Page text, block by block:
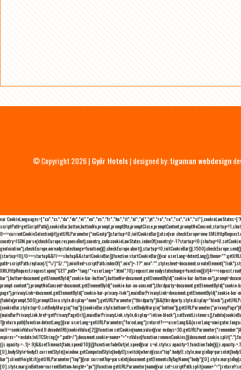
© Copyright 2026 | Győr Hotels | designed by:tigaman webdesign
var
0===currentCookieSelection)if(getURLParameter("noGeoIp"))startup=!0,initCookieBar();else{var checkEurope=new
country=JSON.parse(checkEurope.responseText).country_code;cookieLawStates.indexOf(country)>-
(startup=!0),!0===startup&&!1===shutup&&startCookieBar()}function startCookieBar(){var
path=scriptPath.replace(/[^\/]*$/,""),minified=scriptPath.indexOf(".min")>-
XMLHttpRequest;request.open("GET",path+"lang/
bar"),button=document.getElementById("cookie-bar-button"),buttonNo=document.getElementById("cookie-bar-button-
prompt-content"),promptNoConsent=document.getElementById("cookie-bar-no-
page"),privacyLink=document.getElementById("cookie-bar-privacy-link"),mainBarPrivacyLink=document.getElementById("cookie-
(mainBarPrivacyLink.href=getPrivacyPageUrl(),mainBarPrivacyLink.style.display="inline-
1))return path}function detectLang(){var
null==cookieValue?void 0:decodeURI(cookieValue[2])}function setCookie(name,value){var
expires="+exdate.toUTCString()+";path=/");document.cookie=name+"="+cValue}function
((s.opacity-=-.1)>.9)&&setTimeout(fade,speed/10)}()}function fadeOut(el,speed){var s=el.style;s.opacity=1,function fade(){(s.opacity-
bar").clientHeight;if(getURLParameter("top")){var
[0].style.marginBottom=currentBottom-height+"px"}}function getURLParameter(name){var